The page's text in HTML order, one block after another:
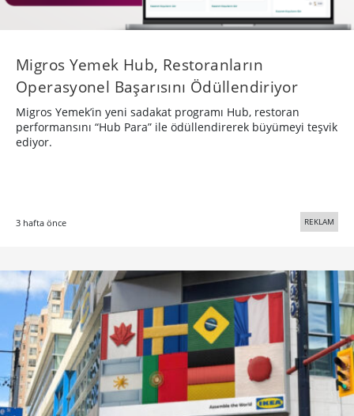
Migros Yemek Hub, Restoranların
Operasyonel Başarısını Ödüllendiriyor
Migros Yemek’in yeni sadakat programı Hub, restoran
performansını “Hub Para” ile ödüllendirerek büyümeyi teşvik
ediyor.
3 hafta önce REKLAM